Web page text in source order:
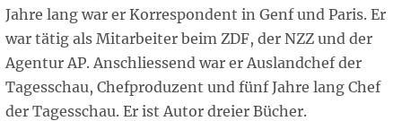
Jahre lang war er Korrespondent in Genf und Paris. Er
war tätig als Mitarbeiter beim ZDF, der NZZ und der
Agentur AP. Anschliessend war er Auslandchef der
Tagesschau, Chefproduzent und fünf Jahre lang Chef
der Tagesschau. Er ist Autor dreier Bücher.